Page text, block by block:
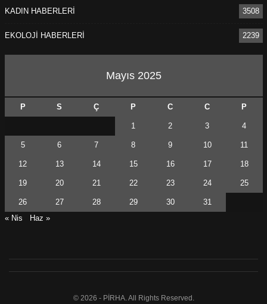
KADIN HABERLERİ 3508
EKOLOJİ HABERLERİ 2239
Mayıs 2025
P S Ç P C C P
1 2 3 4
5 6 7 8 9 10 11
12 13 14 15 16 17 18
19 20 21 22 23 24 25
26 27 28 29 30
31
« Nis
Haz »
© 2026 - PİRHA. All Rights Reserved.